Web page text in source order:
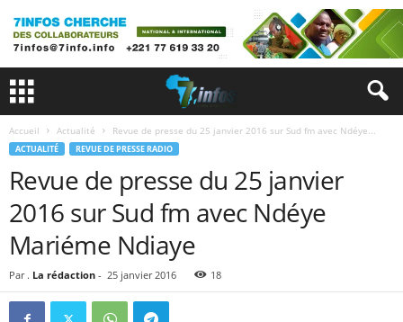
Accueil Actualité Revue de presse du 25 janvier 2016 sur Sud fm avec Ndéye...
ACTUALITÉ REVUE DE PRESSE RADIO
Revue de presse du 25 janvier
2016 sur Sud fm avec Ndéye
Mariéme Ndiaye
Par . La rédaction - 25 janvier 2016 18